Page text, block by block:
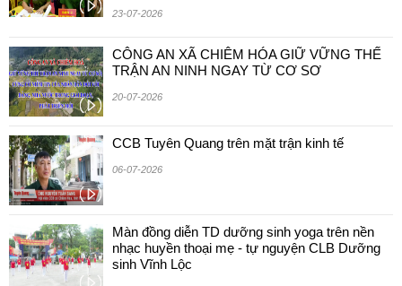
23-07-2026
CÔNG AN XÃ CHIÊM HÓA GIỮ VỮNG THẾ
TRẬN AN NINH NGAY TỪ CƠ SƠ
20-07-2026
CCB Tuyên Quang trên mặt trận kinh tế
06-07-2026
Màn đồng diễn TD dưỡng sinh yoga trên nền
nhạc huyền thoại mẹ - tự nguyện CLB Dưỡng
sinh Vĩnh Lộc